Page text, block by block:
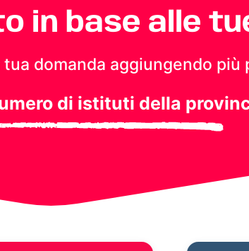
in base alle
domanda aggiungendo
di istituti della